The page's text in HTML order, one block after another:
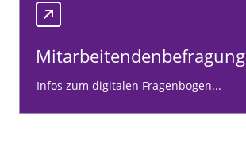
Mitarbeitendenbefragung
Infos zum digitalen Fragenbogen...